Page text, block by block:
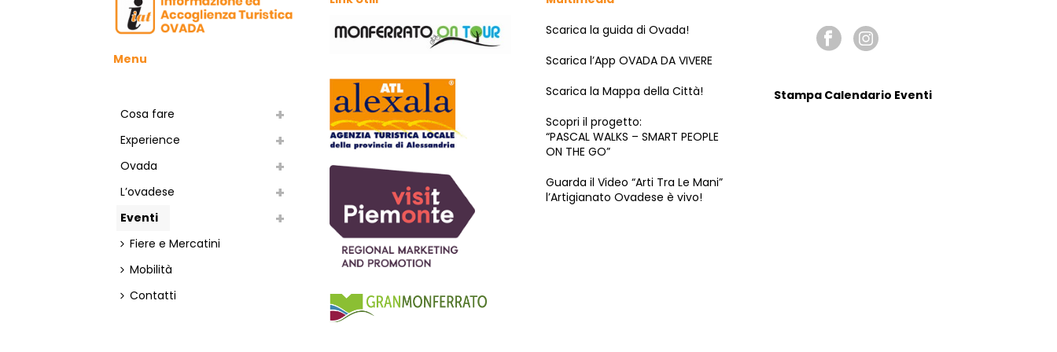
Menu
Cosa fare
Experience
Ovada
L’ovadese
Eventi
Fiere e Mercatini
Mobilità
Contatti
Scarica la guida di Ovada!
Scarica l’App OVADA DA VIVERE
Scarica la Mappa della Città!
Scopri il progetto:
“PASCAL WALKS – SMART PEOPLE
ON THE GO”
Guarda il Video “Arti Tra Le Mani”
l’Artigianato Ovadese è vivo!
Stampa Calendario Eventi